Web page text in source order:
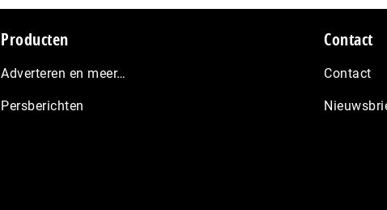
Producten
Adverteren en meer…
Persberichten
Contact
Contact